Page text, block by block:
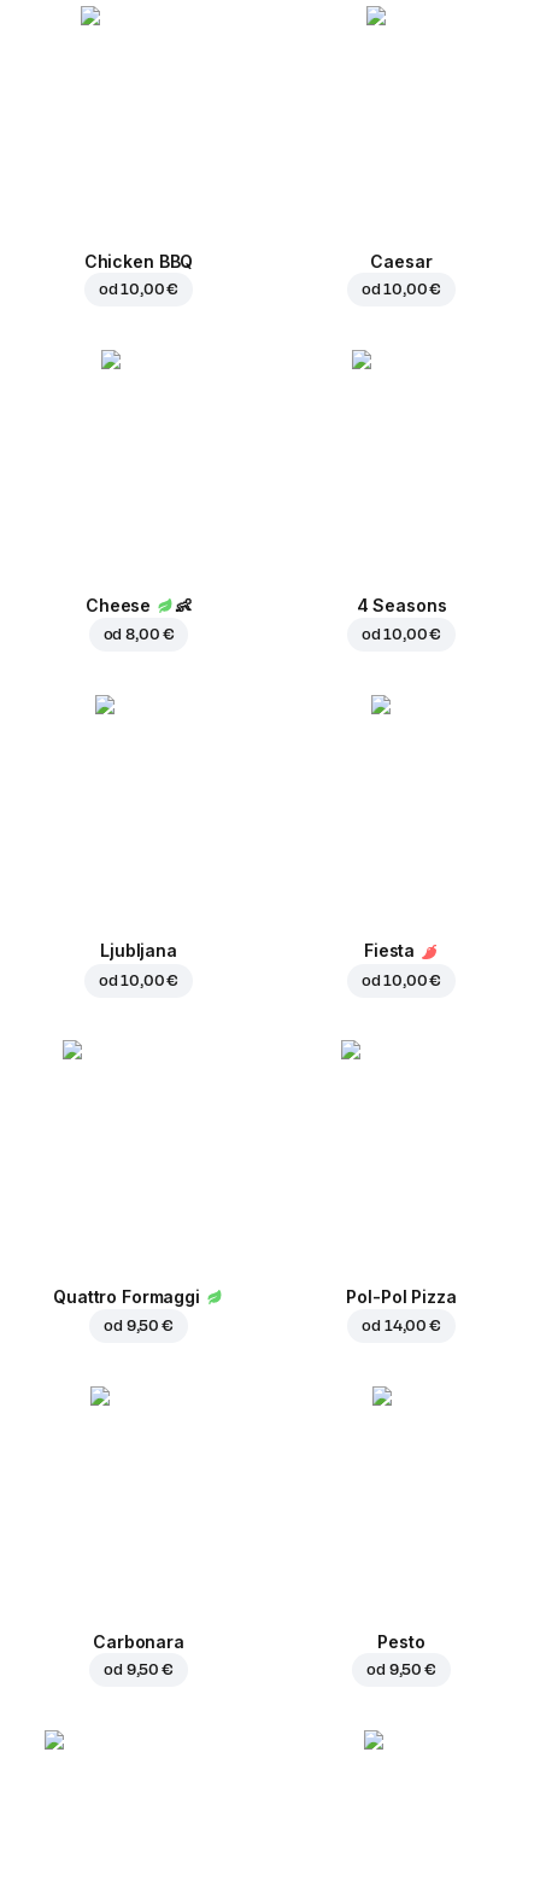
Chicken BBQ
od10,00 €
Caesar
od10,00 €
Cheese 👶
od8,00 €
4 Seasons
od10,00 €
Ljubljana
od10,00 €
Fiesta
od10,00 €
Quattro Formaggi
od 9,50 €
Pol-Pol Pizza
od 14,00 €
Carbonara
od 9,50 €
Pesto
od 9,50 €